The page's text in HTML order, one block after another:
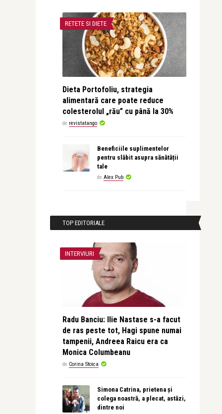
RETETE SI DIETE
Dieta Portofoliu, strategia
alimentară care poate reduce
colesterolul „rău” cu până la 30%
de revistatango
Beneficiile suplimentelor
pentru slăbit asupra sănătății
tale
de Alex Pub
TOP EDITORIALE
INTERVIURI
Radu Banciu: Ilie Nastase s-a facut
de ras peste tot, Hagi spune numai
tampenii, Andreea Raicu era ca
Monica Columbeanu
de Corina Stoica
Simona Catrina, prietena și
colega noastră, a plecat, astăzi,
dintre noi